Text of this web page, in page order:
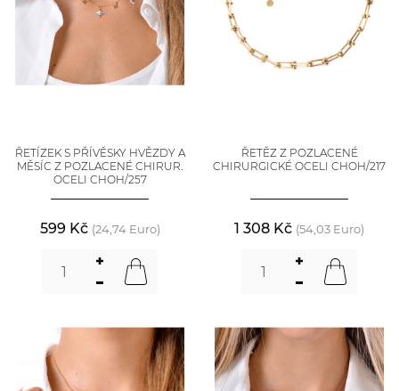
ŘETÍZEK S PŘÍVĚSKY HVĚZDY A
MĚSÍC Z POZLACENÉ CHIRUR.
OCELI CHOH/257
599 Kč (24,74 Euro)
ŘETĚZ Z POZLACENÉ
CHIRURGICKÉ OCELI CHOH/217
1 308 Kč (54,03 Euro)